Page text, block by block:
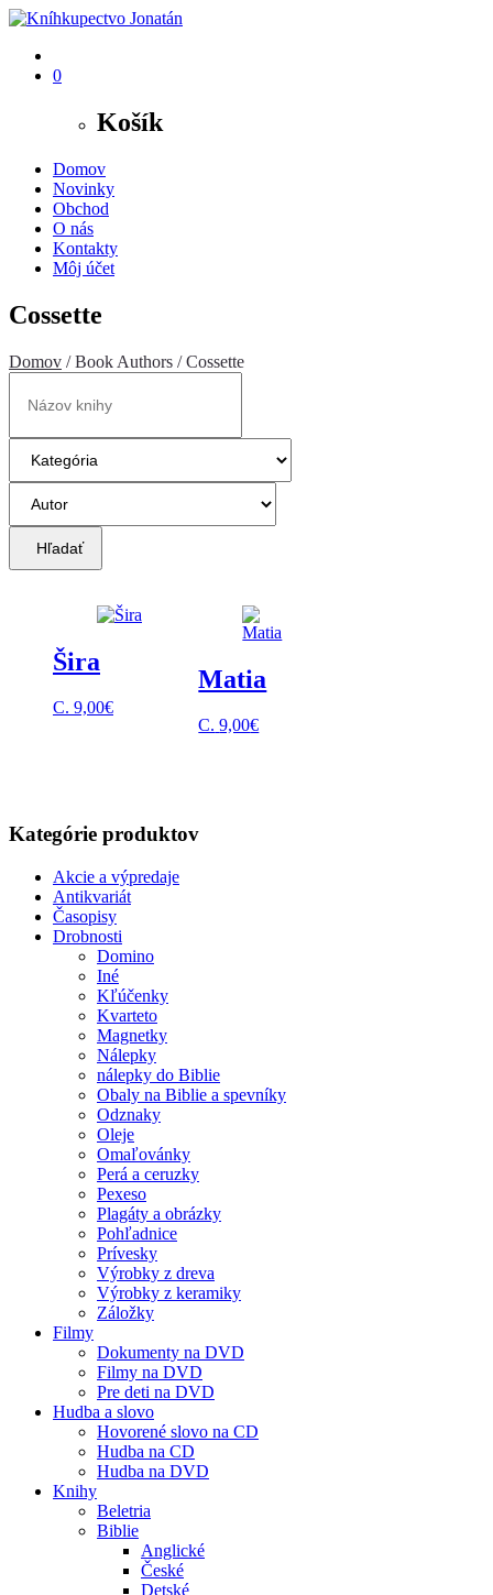
0
Košík
Domov
Novinky
Obchod
O nás
Kontakty
Môj účet
Cossette
Domov / Book Authors / Cossette
Hľadať
Šira
C. 9,00€
Matia
C. 9,00€
Kategórie produktov
Akcie a výpredaje
Antikvariát
Časopisy
Drobnosti
Domino
Iné
Kľúčenky
Kvarteto
Magnetky
Nálepky
nálepky do Biblie
Obaly na Biblie a spevníky
Odznaky
Oleje
Omaľovánky
Perá a ceruzky
Pexeso
Plagáty a obrázky
Pohľadnice
Prívesky
Výrobky z dreva
Výrobky z keramiky
Záložky
Filmy
Dokumenty na DVD
Filmy na DVD
Pre deti na DVD
Hudba a slovo
Hovorené slovo na CD
Hudba na CD
Hudba na DVD
Knihy
Beletria
Biblie
Anglické
České
Detské